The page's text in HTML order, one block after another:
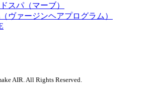
スパ（マーブ）
（ヴァージンヘアプログラム）
AIR. All Rights Reserved.